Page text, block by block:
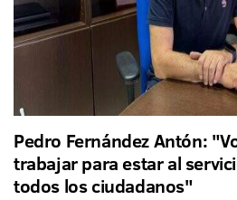
Pedro Fernández Antón:
trabajar para estar al
todos los ciudadanos"